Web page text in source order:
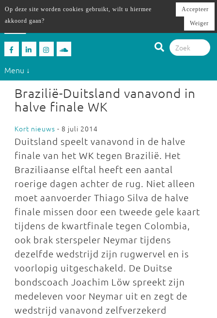
Menu ↓
Brazilië-Duitsland vanavond in
halve finale WK
Kort nieuws - 8 juli 2014
Duitsland speelt vanavond in de halve
finale van het WK tegen Brazilië. Het
Braziliaanse elftal heeft een aantal
roerige dagen achter de rug. Niet alleen
moet aanvoerder Thiago Silva de halve
finale missen door een tweede gele kaart
tijdens de kwartfinale tegen Colombia,
ook brak sterspeler Neymar tijdens
dezelfde wedstrijd zijn rugwervel en is
voorlopig uitgeschakeld. De Duitse
bondscoach Joachim Löw spreekt zijn
medeleven voor Neymar uit en zegt de
wedstrijd vanavond zelfverzekerd
Op deze site worden cookies gebruikt, wilt u hiermee
akkoord gaan?
Accepteer
Weiger